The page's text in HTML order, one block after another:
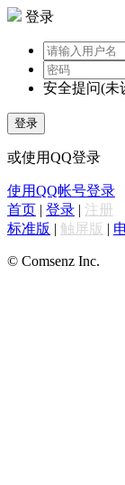
登录
安全提问(未
登录
或使用QQ登录
使用QQ帐号登录
首页 | 登录 | 注册
标准版 | 触屏版 |
© Comsenz Inc.